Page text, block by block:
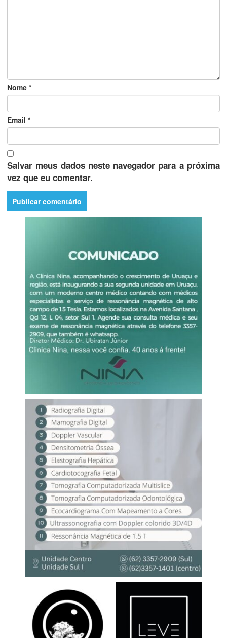
Nome *
Email *
Salvar meus dados neste navegador para a próxima
vez que eu comentar.